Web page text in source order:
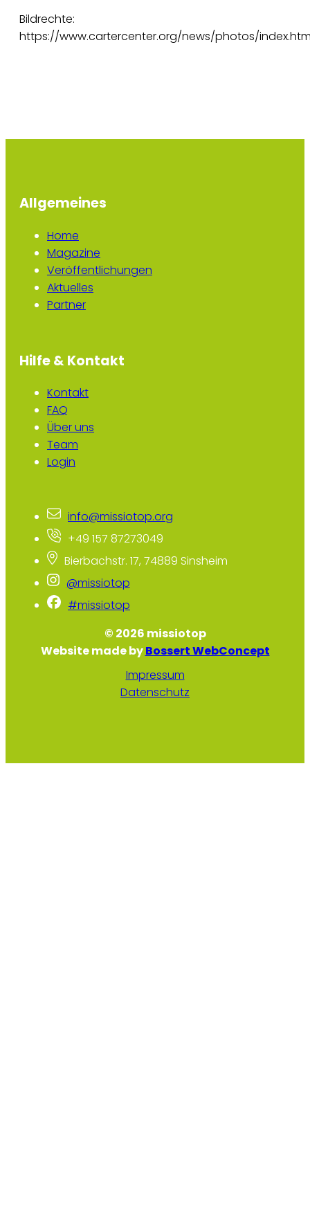
Bildrechte:
https://www.cartercenter.org/news/photos/
Allgemeines
Home
Magazine
Veröffentlichungen
Aktuelles
Partner
Hilfe & Kontakt
Kontakt
FAQ
Über uns
Team
Login
info@missiotop.org
+49 157 87273049
Bierbachstr. 17, 74889 Sinsheim
@missiotop
#missiotop
© 2026 missiotop
Website made byBossert WebConcept
Impressum
Datenschutz